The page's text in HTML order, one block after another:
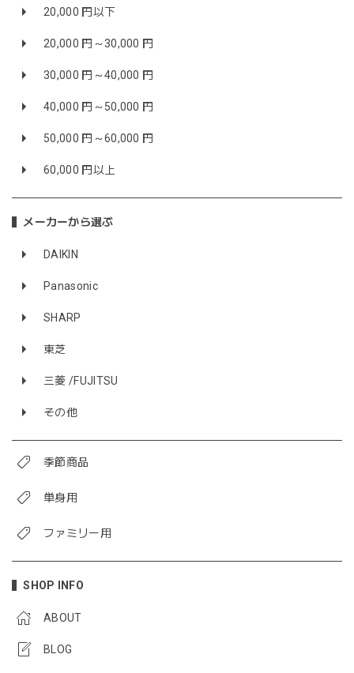
20,000 円以下
20,000 円～30,000 円
30,000 円～40,000 円
40,000 円～50,000 円
50,000 円～60,000 円
60,000 円以上
メーカーから選ぶ
DAIKIN
Panasonic
SHARP
東芝
三菱 /FUJITSU
その他
季節商品
単身用
ファミリー用
SHOP INFO
ABOUT
BLOG